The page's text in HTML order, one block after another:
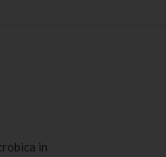
in